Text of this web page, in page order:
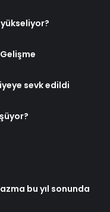
sevk edildi
bu yıl sonunda